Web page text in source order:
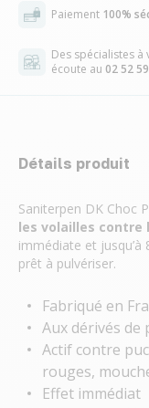
Paiement 100%
Des spécialistes à
écoute au 02 52
Détails produit
Saniterpen DK Choc
les volailles contre
immédiate et
prêt à pulvériser.
Fabriqué en
Aux dérivés de
Actif contre
rouges,
Effet immédiat